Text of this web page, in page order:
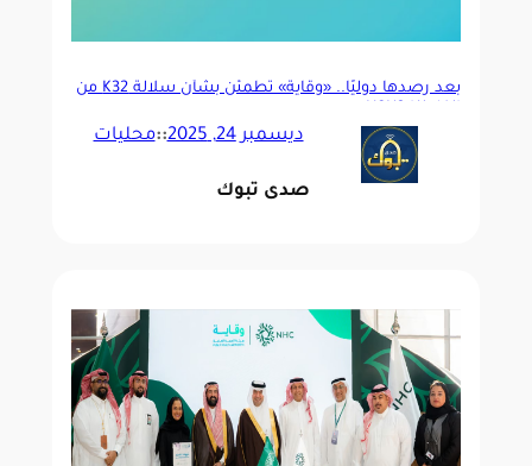
بعد رصدها دوليًا.. «وقاية» تطمئن بشأن سلالة K32 من
ديسمبر 24, 2025 ::محليات
صدى تبوك